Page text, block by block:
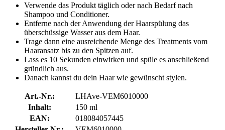
Verwende das Produkt täglich oder nach Bedarf nach
Shampoo und Conditioner.
Entferne nach der Anwendung der Haarspülung das
überschüssige Wasser aus dem Haar.
Trage dann eine ausreichende Menge des Treatments vom
Haaransatz bis zu den Spitzen auf.
Lass es 10 Sekunden einwirken und spüle es anschließend
gründlich aus.
Danach kannst du dein Haar wie gewünscht stylen.
Art.-Nr.:
LHAve-VEM6010000
Inhalt:
150 ml
EAN:
018084057445